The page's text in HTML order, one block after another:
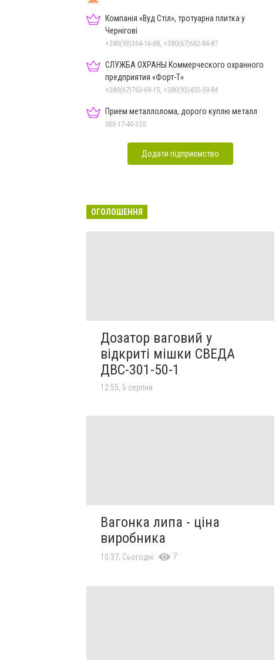
Компанія «Вуд Стіл», тротуарна плитка у
Чернігові
+380(93)364-16-88, +380(67)662-84-87
СЛУЖБА ОХРАНЫ Коммерческого охранного
предприятия «Форт-Т»
+380(67)763-69-15, +380(93)455-59-84
Прием металлолома, дорого куплю металл
063-17-40-320
Додати підприємство
ОГОЛОШЕННЯ
Дозатор ваговий у
відкриті мішки СВЕДА
ДВС-301-50-1
12:55, 5 серпня
Вагонка липа - ціна
виробника
10:37, Сьогодні 7